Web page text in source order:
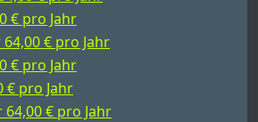
€ pro Jahr
€ pro Jahr
€ pro Jahr
€ pro Jahr
64,00 € pro Jahr